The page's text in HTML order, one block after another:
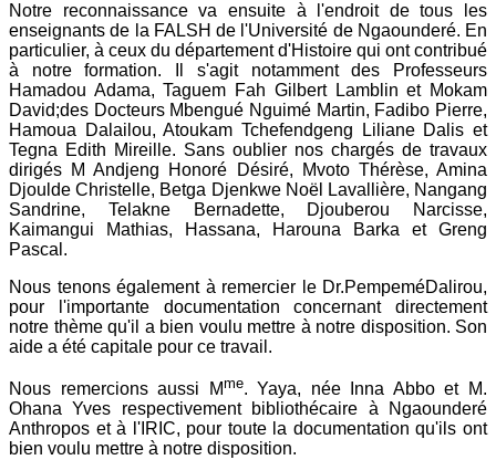
Notre reconnaissance va ensuite à l'endroit de tous les
enseignants de la FALSH de l'Université de Ngaounderé. En
particulier, à ceux du département d'Histoire qui ont contribué
à notre formation. Il s'agit notamment des Professeurs
Hamadou Adama, Taguem Fah Gilbert Lamblin et Mokam
David;des Docteurs Mbengué Nguimé Martin, Fadibo Pierre,
Hamoua Dalailou, Atoukam Tchefendgeng Liliane Dalis et
Tegna Edith Mireille. Sans oublier nos chargés de travaux
dirigés M Andjeng Honoré Désiré, Mvoto Thérèse, Amina
Djoulde Christelle, Betga Djenkwe Noël Lavallière, Nangang
Sandrine, Telakne Bernadette, Djouberou Narcisse,
Kaimangui Mathias, Hassana, Harouna Barka et Greng
Pascal.
Nous tenons également à remercier le Dr.PempeméDalirou,
pour l'importante documentation concernant directement
notre thème qu'il a bien voulu mettre à notre disposition. Son
aide a été capitale pour ce travail.
Nous remercions aussi Mme. Yaya, née Inna Abbo et M.
Ohana Yves respectivement bibliothécaire à Ngaounderé
Anthropos et à l'IRIC, pour toute la documentation qu'ils ont
bien voulu mettre à notre disposition.